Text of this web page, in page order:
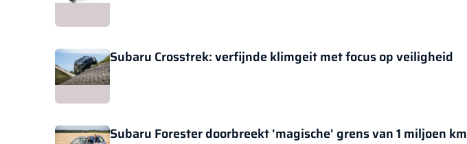
Subaru Crosstrek: verfijnde klimgeit met focus op veiligheid
Subaru Forester doorbreekt 'magische' grens van 1 miljoen km